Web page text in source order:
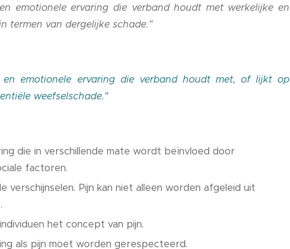
emotionele ervaring die verband houdt met werkelijke en
termen van dergelijke schade."
en emotionele ervaring die verband houdt met, of lijkt op
weefselschade."
die in verschillende mate wordt beïnvloed door
factoren.
verschijnselen. Pijn kan niet alleen worden afgeleid uit
het concept van pijn.
als pijn moet worden gerespecteerd.